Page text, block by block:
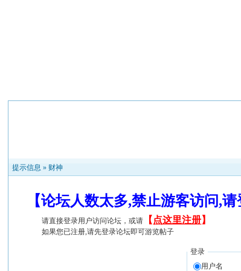
提示信息 » 财神
【论坛人数太多,禁止游客访问,
请直接登录用户访问论坛，或请 【 点这里注册】
如果您已注册,请先登录论坛即可游览帖子
登录
用户名